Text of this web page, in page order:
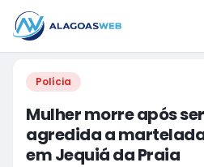
Polícia
Mulher morre após
agredida a
em Jequiá da Praia